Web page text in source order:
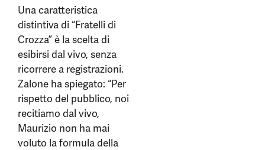
Una caratteristica
distintiva di “Fratelli di
Crozza” è la scelta di
esibirsi dal vivo, senza
ricorrere a registrazioni.
Zalone ha spiegato: “Per
rispetto del pubblico, noi
recitiamo dal vivo,
Maurizio non ha mai
voluto la formula della